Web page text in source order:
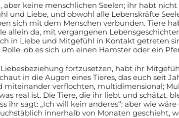
aber keine menschlichen Seelen; ihr habt
und Liebe, und obwohl alle Lebenskräfte
sich mit dem Menschen verbunden. Tiere
allein da, mit vergangenen
in Liebe und Mitgefühl in Kontakt getreten
ob es sich um einen Hamster oder ein
fortzusetzen, habt ihr
in die Augen eines Tieres, das euch seit
miteinander verflochten, multidimensional;
real ist. Die Tiere, die ihr liebt und schätzt,
ihr sagt: „Ich will kein anderes“; aber wie
innerhalb von Monaten